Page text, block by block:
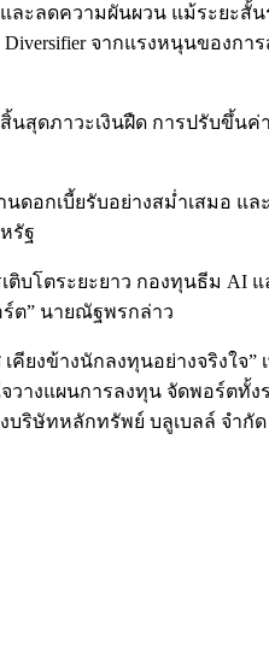
ะลดความผันผวน แม้ระยะสั้
จากแรงหนุนของก
สุดภาวะเงินฝืด การปรับขึ้น
กเบี้ยรับอย่างสม่ำเสมอ แล
รัฐ
ระยะยาว กองทุนธีม AI และ
ต” นายณัฐพรกล่าว
ยงข้างนักลงทุนอย่างจริงใจ
างแผนการลงทุน จัดพอร์ตทั้
ริษัทหลักทรัพย์ บลูเบลล์ จำกัด